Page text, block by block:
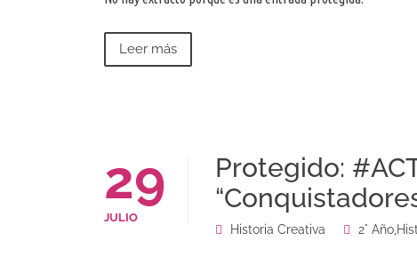
Leer más
29
JULIO
Protegido:
Historia Creativa 2° Año